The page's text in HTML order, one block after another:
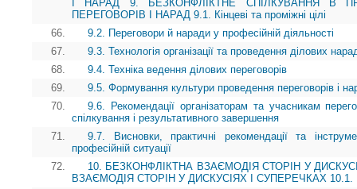
І НАРАД 9. БЕЗКОНФЛІКТНЕ СПІЛКУВАННЯ В
ПЕРЕГОВОРІВ І НАРАД 9.1. Кінцеві та проміжні цілі
66.
9.2. Переговори й наради у професійній діяльності
67.
9.3. Технологія організації та проведення ділових
68.
9.4. Техніка ведення ділових переговорів
69.
9.5. Формування культури проведення переговорів і
70.
9.6. Рекомендації організаторам та учасникам
спілкування і результативного завершення
71.
9.7. Висновки, практичні рекомендації та
професійній ситуації
72.
10. БЕЗКОНФЛІКТНА ВЗАЄМОДІЯ СТОРІН У
ВЗАЄМОДІЯ СТОРІН У ДИСКУСІЯХ І СУПЕРЕЧКАХ 10.1.